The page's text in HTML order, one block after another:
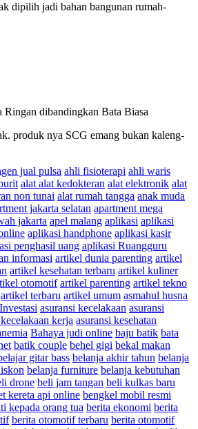
dipilih jadi bahan bangunan rumah-
Ringan dibandingkan Bata Biasa
produk nya SCG emang bukan kaleng-
jual pulsa ahli fisioterapi ahli waris
alat alat kedokteran alat elektronik alat
non tunai alat rumah tangga anak muda
jakarta selatan apartment mega
jakarta apel malang aplikasi aplikasi
aplikasi handphone aplikasi kasir
penghasil uang aplikasi Ruangguru
informasi artikel dunia parenting artikel
artikel kesehatan terbaru artikel kuliner
otomotif artikel parenting artikel tekno
artikel terbaru artikel umum asmahul husna
asuransi kecelakaan asuransi
kerja asuransi kesehatan
Bahaya judi online baju batik bata
batik couple behel gigi bekal makan
gitar bass belanja akhir tahun belanja
belanja furniture belanja kebutuhan
drone beli jam tangan beli kulkas baru
kereta api online bengkel mobil resmi
kepada orang tua berita ekonomi berita
berita otomotif terbaru berita otomotif